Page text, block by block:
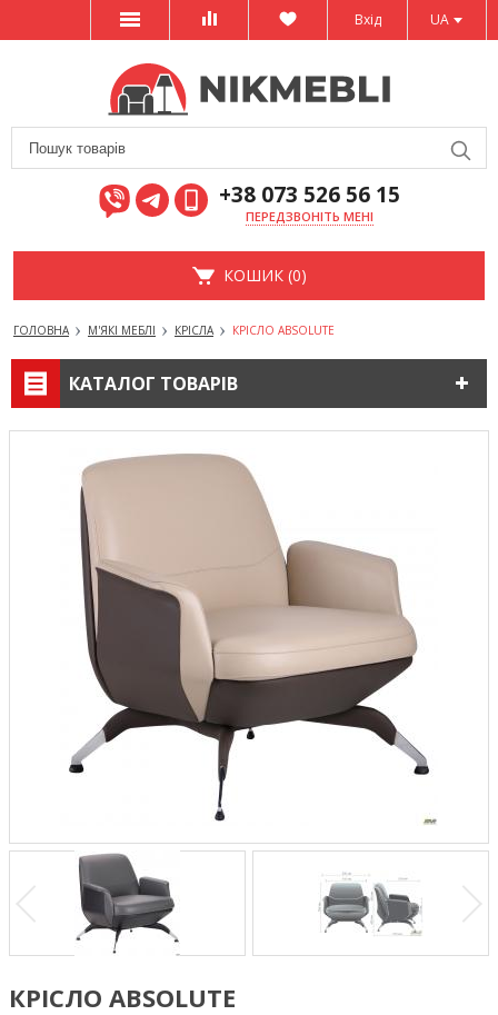
UA
Вхід
+38 073 526 56 15
ПЕРЕДЗВОНІТЬ МЕНІ
КОШИК (0)
ГОЛОВНА М'ЯКІ МЕБЛІ КРІСЛА КРІСЛО ABSOLUTE
КАТАЛОГ ТОВАРІВ
КРІСЛО ABSOLUTE